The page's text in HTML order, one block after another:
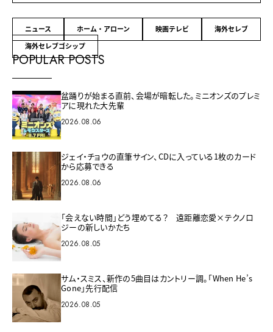
ニュース ホーム・アローン 映画テレビ
海外セレブ
海外セレブゴシップ
POPULAR POSTS
盆踊りが始まる直前、会場が暗転した。ミニオンズのプレミ
アに現れた大先輩
2026.08.06
ジェイ・チョウの直筆サイン、CDに入っている1枚のカード
から応募できる
2026.08.06
「会えない時間」どう埋めてる？ 遠距離恋愛×テクノロ
ジーの新しいかたち
2026.08.05
サム・スミス、新作の5曲目はカントリー調。「When He’s
Gone」先行配信
2026.08.05